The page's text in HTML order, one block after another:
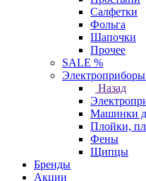
Салфетки
Фольга
Шапочки
Прочее
SALE %
Электроприборы
Назад
Машинки
Плойки,
Фены
Щипцы
Бренды
Акции